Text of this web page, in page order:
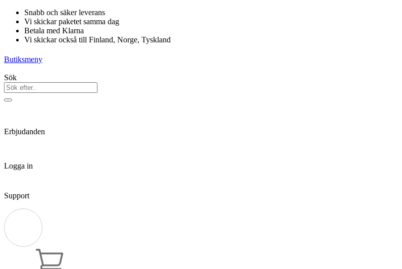
Hoppa
innehåll
Snabb och säker leverans
Vi skickar paketet samma dag
Betala med Klarna
Vi skickar också till Finland, Norge, Tyskland
Butiksmeny
Sök
Erbjudanden
Logga in
Support